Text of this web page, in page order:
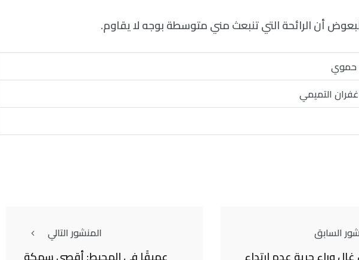
أن الرائحة التي تنبعث مني متوسطة بوجه لا يقاوم.
حموي
غفران التميمي
السابق المنشور التالي